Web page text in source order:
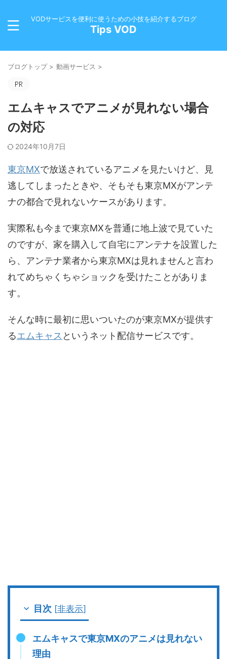
VODサービスを便利に使うための小技を紹介するブログ
Tips VOD
ブログトップ > 動画サービス >
エムキャスでアニメが見れない場合
の対応
2024年10月7日
東京MXで放送されているアニメを見たいけど、見
逃してしまったときや、そもそも東京MXがアンテ
ナの都合で見れないケースがあります。
実際私も今まで東京MXを普通に地上波で見ていた
のですが、家を購入して自宅にアンテナを設置した
ら、アンテナ業者から東京MXは見れませんと言わ
れてめちゃくちゃショックを受けたことがありま
す。
そんな時に最初に思いついたのが東京MXが提供す
るエムキャス というネット配信サービスです。
目次 [非表示]
エムキャスで東京MXのアニメは見れない
理由